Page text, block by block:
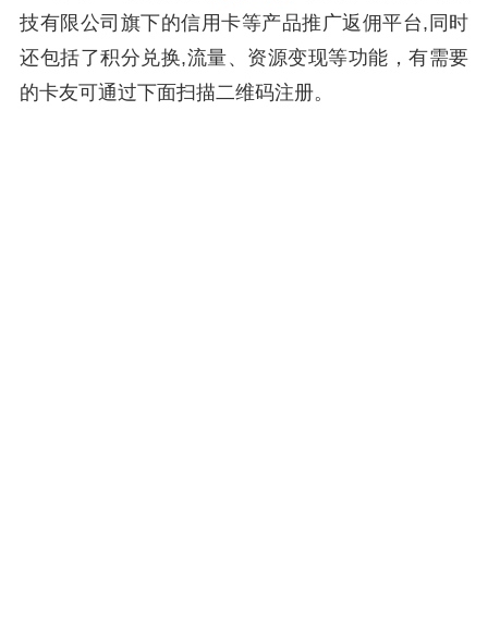
技有限公司旗下的信用卡等产品推广返佣平台,同时
还包括了积分兑换,流量、资源变现等功能，有需要
的卡友可通过下面扫描二维码注册。